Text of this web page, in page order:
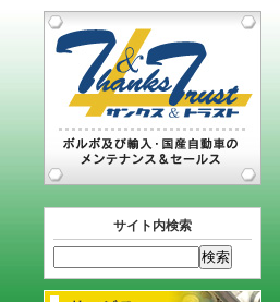
サイト内検索